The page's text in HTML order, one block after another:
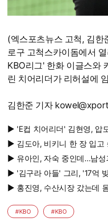
(엑스포츠뉴스 고척, 김한
로구 고척스카이돔에서
KBO리그' 한화 이글스와
린 치어리더가 리허설에
김한준 기자
▶ 'E컵 치어리더' 김현영, 압도적 글래머…등장만으로 팬들
초토화
▶ 김도아, 비키니 한 장 입
▶ 유아인, 자숙 중인데…남
▶ '김구라 아들' 그리, '17억 빚' 친엄마 홀로 챙겼다…"나밖에
없어, 연락 꾸준히 하는 중"
▶ 홍진영, 수산시장 갔는데 몸매만 보이네…볼륨 라인 '시선
강탈'
#KBO #KBO